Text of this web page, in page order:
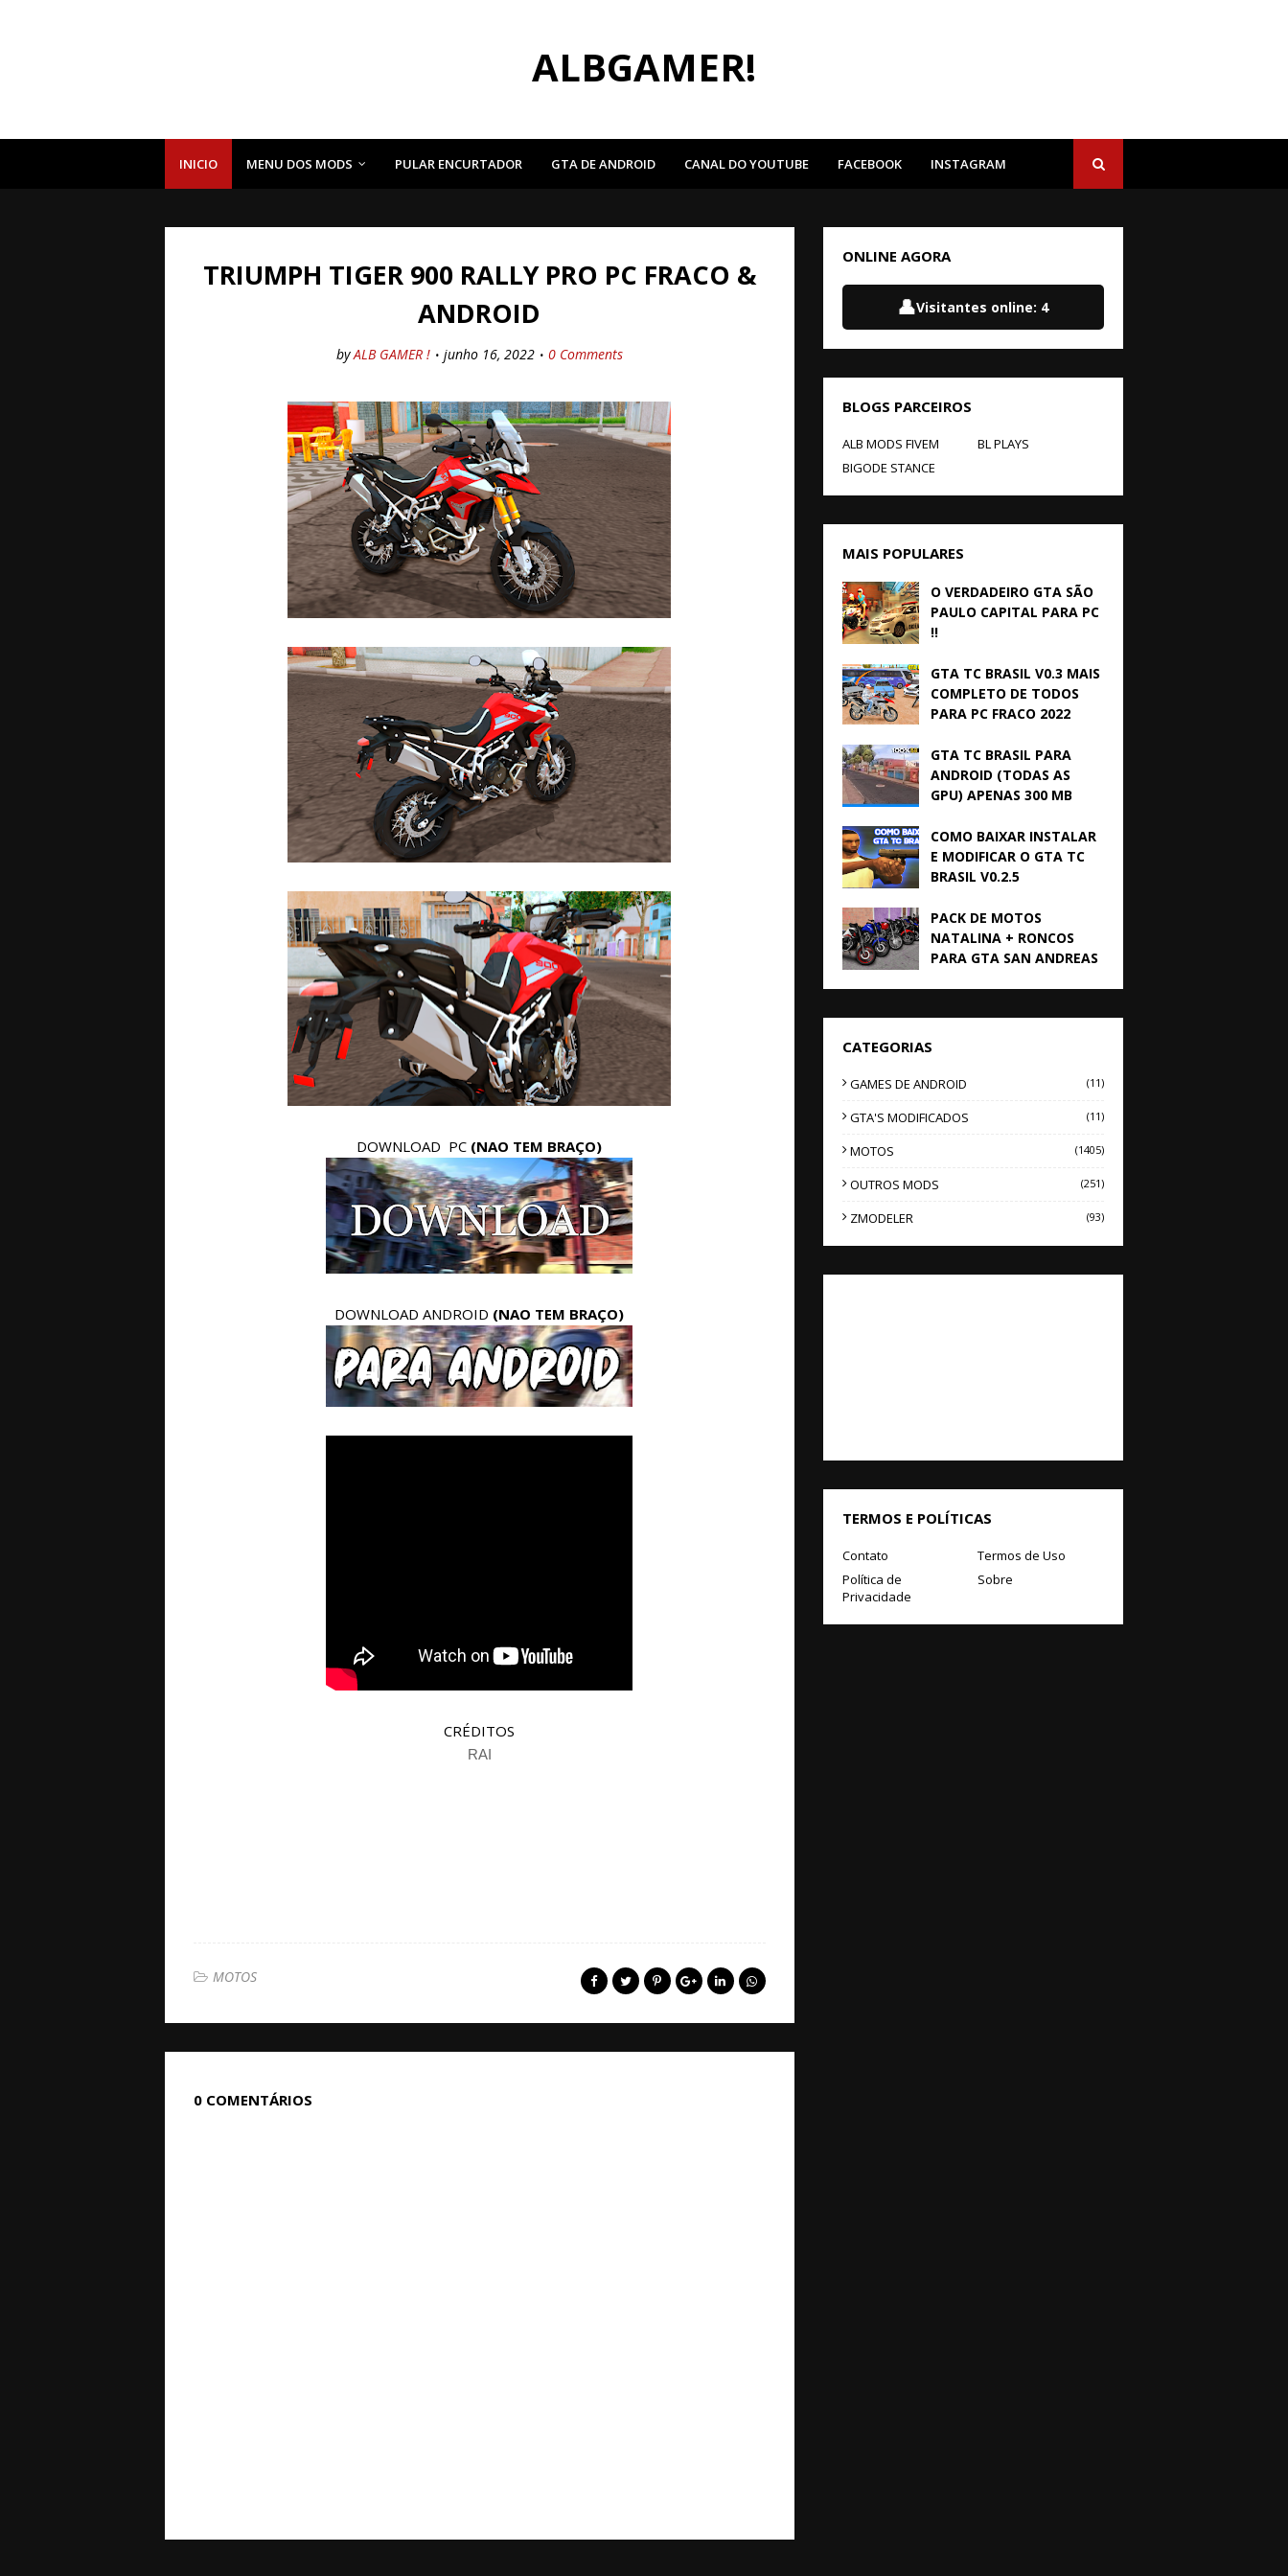
ALBGAMER!
INICIO MENU DOS MODS PULAR ENCURTADOR GTA DE ANDROID CANAL DO YOUTUBE FACEBOOK INSTAGRAM
TRIUMPH TIGER 900 RALLY PRO PC FRACO &
ANDROID
by ALB GAMER ! junho 16, 2022 0 Comments
DOWNLOAD PC (NAO TEM BRAÇO)
DOWNLOAD ANDROID (NAO TEM BRAÇO)
CRÉDITOS
RAI
MOTOS
0 COMENTÁRIOS
ONLINE AGORA
👤Visitantes online: 4
BLOGS PARCEIROS
ALB MODS FIVEM
BL PLAYS
BIGODE STANCE
MAIS POPULARES
O VERDADEIRO GTA SÃO
PAULO CAPITAL PARA PC
!!
GTA TC BRASIL V0.3 MAIS
COMPLETO DE TODOS
PARA PC FRACO 2022
GTA TC BRASIL PARA
ANDROID (TODAS AS
GPU) APENAS 300 MB
COMO BAIXAR INSTALAR
E MODIFICAR O GTA TC
BRASIL V0.2.5
PACK DE MOTOS
NATALINA + RONCOS
PARA GTA SAN ANDREAS
CATEGORIAS
GAMES DE ANDROID (11)
GTA'S MODIFICADOS (11)
MOTOS (1405)
OUTROS MODS (251)
ZMODELER (93)
TERMOS E POLÍTICAS
Contato
Termos de Uso
Política de
Privacidade
Sobre